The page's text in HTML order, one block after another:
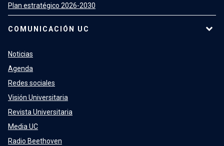
Plan estratégico 2026-2030
COMUNICACIÓN UC
Noticias
Agenda
Redes sociales
Visión Universitaria
Revista Universitaria
Media UC
Radio Beethoven